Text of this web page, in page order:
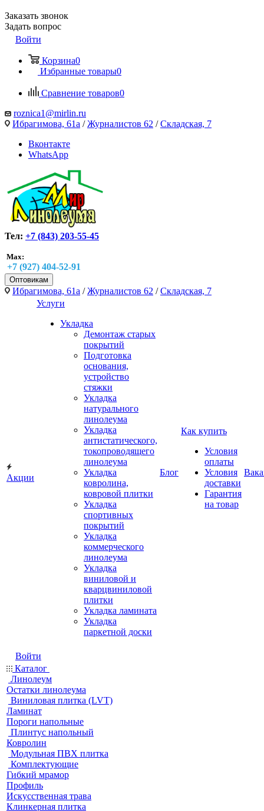
Заказать звонок
Задать вопрос
Войти
Корзина0
Избранные товары0
Сравнение товаров0
roznica1@mirlin.ru
Ибрагимова, 61а /Журналистов 62 /Складская, 7
Вконтакте
WhatsApp
Тел: +7 (843) 203-55-45
Max:
+7 (927) 404-52-91
Оптовикам
Ибрагимова, 61а /Журналистов 62 /Складская, 7
Акции
Услуги
Укладка
Демонтаж старых
покрытий
Подготовка
основания,
устройство
стяжки
Укладка
натурального
линолеума
Укладка
антистатического,
токопроводящего
линолеума
Укладка
ковролина,
ковровой плитки
Укладка
спортивных
покрытий
Укладка
коммерческого
линолеума
Укладка
виниловой и
кварцвиниловой
плитки
Укладка ламината
Укладка
паркетной доски
Блог
Как купить
Условия
оплаты
Условия
доставки
Гарантия
на товар
Войти
Каталог
Линолеум
Остатки линолеума
Виниловая плитка (LVT)
Ламинат
Пороги напольные
Плинтус напольный
Ковролин
Модульная ПВХ плитка
Комплектующие
Гибкий мрамор
Профиль
Искусственная трава
Клинкерная плитка